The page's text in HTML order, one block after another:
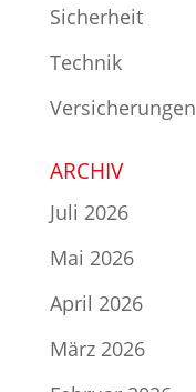
Sicherheit
Technik
Versicherungen
ARCHIV
Juli 2026
Mai 2026
April 2026
März 2026